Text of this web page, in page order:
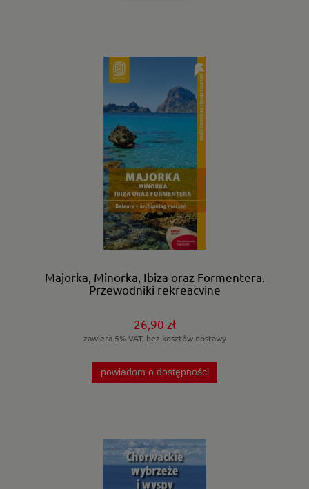
Majorka, Minorka, Ibiza oraz Formentera.
Przewodniki rekreacyjne
26,90 zł
zawiera 5% VAT, bez kosztów dostawy
powiadom o dostępności